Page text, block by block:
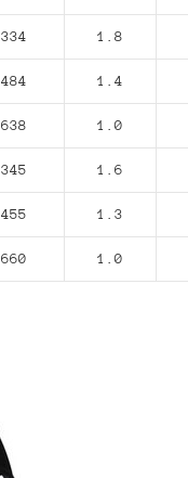
334 1.8
484 1.4
638 1.0
345 1.6
455 1.3
660 1.0